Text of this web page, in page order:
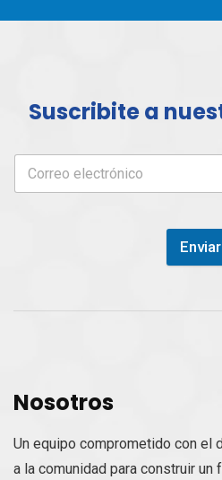
Suscribite a
Enviar
Nosotros
Un equipo comprometido con el
a la comunidad para construir